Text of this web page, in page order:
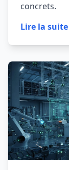
concrets.
Lire la suite